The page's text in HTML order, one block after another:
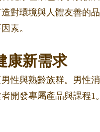
對環境與人體友善的
素。
康新需求
性與熟齡族群。男性
開發專屬產品與課程1